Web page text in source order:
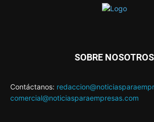
SOBRE NOSOTROS
Contáctanos:
comercial@noticiasparaempresas.com